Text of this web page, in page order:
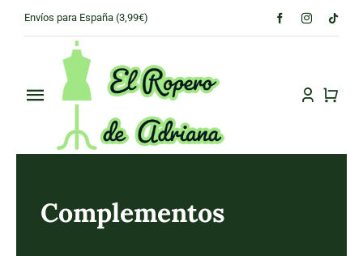
Envíos para España (3,99€)
Toggle
Navigation
PRINCIPAL
Complementos